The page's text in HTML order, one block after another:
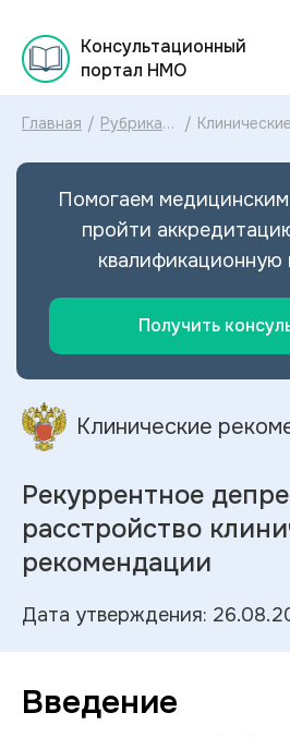
Консультационный
портал НМО
Главная / Рубрикатор
рекомендаций
/
Помогаем
пройти
квалификационную
Получить
Клинические
Рекуррентное
расстройство
рекомендации
Дата утверждения:
Введение